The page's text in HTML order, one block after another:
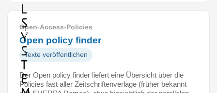
l
S
y
s
t
e
Open-Access-Policies
Open policy finder
Texte veröffentlichen
Der Open policy finder liefert eine Übersicht über die
Policies fast aller Zeitschriftenverlage (früher bekannt